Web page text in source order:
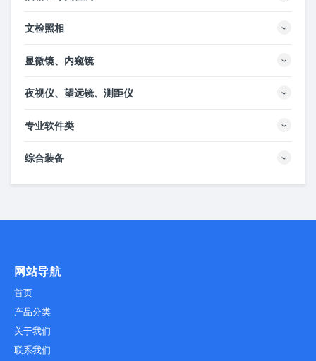
文检照相
显微镜、内窥镜
夜视仪、望远镜、测距仪
专业软件类
综合装备
网站导航
首页
产品分类
关于我们
联系我们